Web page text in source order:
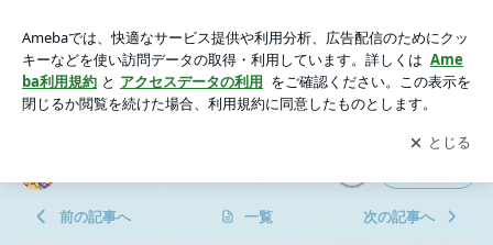
のはパッケージだけ？！ | aoのコストコガイドブログ！
アプリをダウンロードして ブログの更新通知
を受け取りまし
ょう。
開く
前の記事へ 一覧 次の記事へ